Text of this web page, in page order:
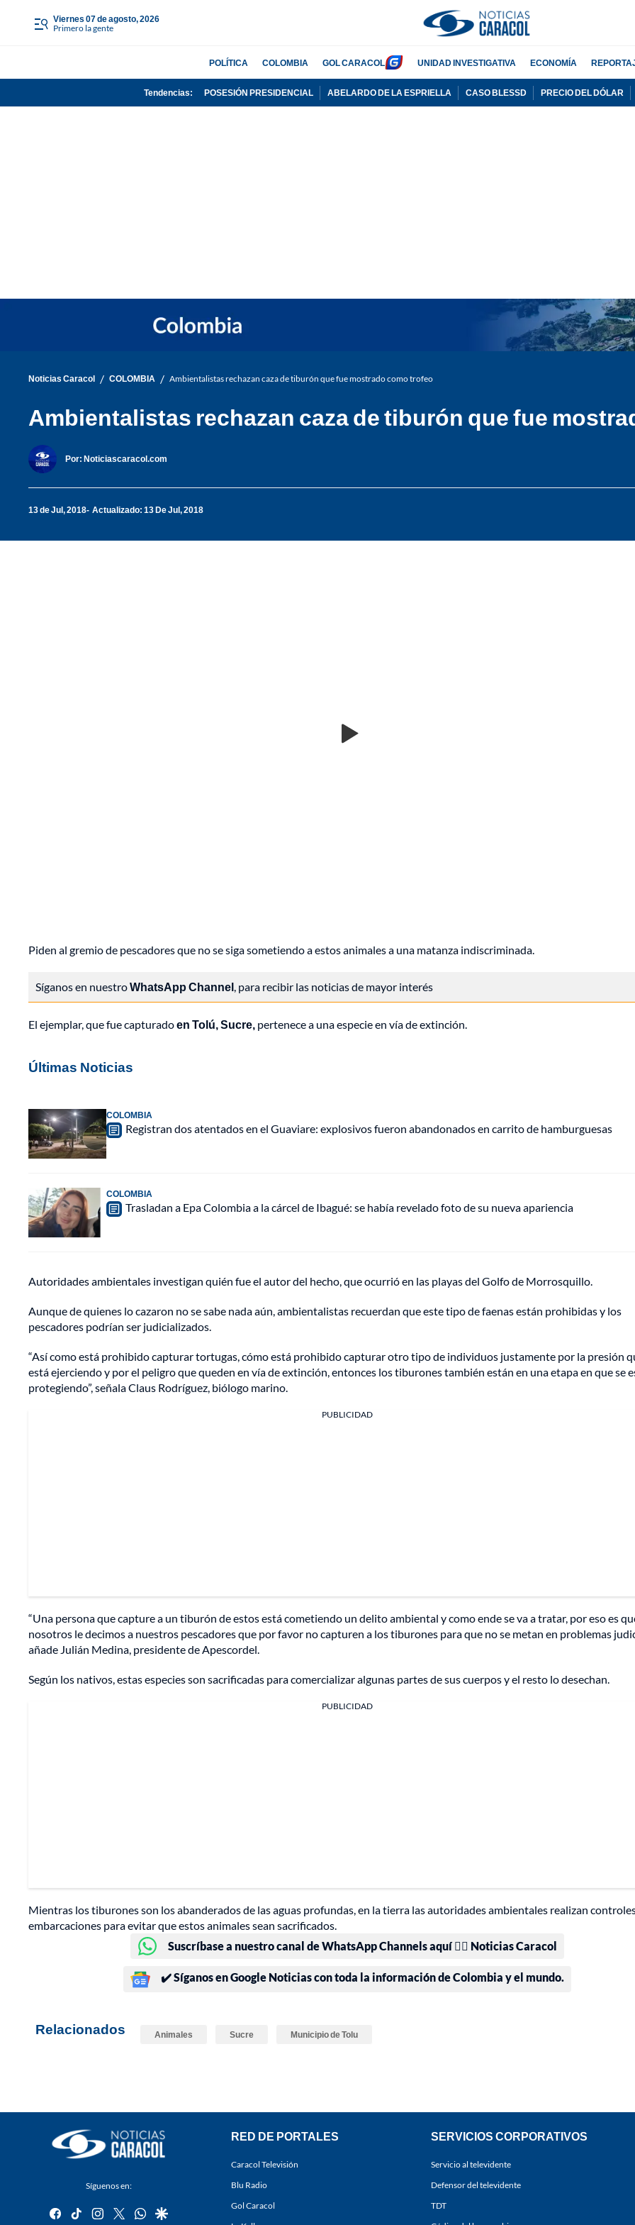
viernes 07 de agosto, 2026
Primero la gente
POLÍTICA COLOMBIA GOL CARACOL UNIDAD INVESTIGATIVA ECONOMÍA
Tendencias: POSESIÓN PRESIDENCIAL ABELARDO DE LA ESPRIELLA CASO BLESSD PRECIO DEL DÓLAR
Noticias Caracol / COLOMBIA / Ambientalistas rechazan caza de tiburón que fue mostrado como trofeo
Ambientalistas rechazan caza de tiburón que fue
Por: Noticiascaracol.com
13 de Jul, 2018 Actualizado: 13 De Jul, 2018
Piden al gremio de pescadores que no se siga sometiendo a estos animales a una matanza indiscriminada.
Síganos en nuestroWhatsApp Channel, para recibir las noticias de mayor interés
El ejemplar, que fue capturadoen Tolú, Sucre, pertenece a una especie en vía de extinción.
Últimas Noticias
COLOMBIA
Registran dos atentados en el Guaviare: explosivos fueron abandonados en carrito de hamburguesas
COLOMBIA
Trasladan a Epa Colombia a la cárcel de Ibagué: se había revelado foto de su nueva apariencia
Autoridades ambientales investigan quién fue el autor del hecho, que ocurrió en las playas del Golfo de Morrosquillo.
Aunque de quienes lo cazaron no se sabe nada aún, ambientalistas recuerdan que este tipo de faenas están prohibidas y los
pescadores podrían ser judicializados.
“Así como está prohibido capturar tortugas, cómo está prohibido capturar otro tipo de individuos justamente por la presión
está ejerciendo y por el peligro que queden en vía de extinción, entonces los tiburones también están en una etapa en que se
protegiendo”, señala Claus Rodríguez, biólogo marino.
PUBLICIDAD
“Una persona que capture a un tiburón de estos está cometiendo un delito ambiental y como ende se va a tratar, por eso es
nosotros le decimos a nuestros pescadores que por favor no capturen a los tiburones para que no se metan en problemas
añade Julián Medina, presidente de Apescordel.
Según los nativos, estas especies son sacrificadas para comercializar algunas partes de sus cuerpos y el resto lo desechan.
PUBLICIDAD
Mientras los tiburones son los abanderados de las aguas profundas, en la tierra las autoridades ambientales realizan
embarcaciones para evitar que estos animales sean sacrificados.
Suscríbase a nuestro canal de WhatsApp Channels aquí 👉🏻 Noticias Caracol
✔️ Síganos en Google Noticias con toda la información de Colombia y el mundo.
Relacionados Animales Sucre Municipio de Tolu
Síguenos en:
facebook
tiktok instagram
twitterwhatsapp
google
RED DE PORTALES
Caracol Televisión
Blu Radio
Gol Caracol
SERVICIOS CORPORATIVOS
Servicio al televidente
Defensor del televidente
TDT